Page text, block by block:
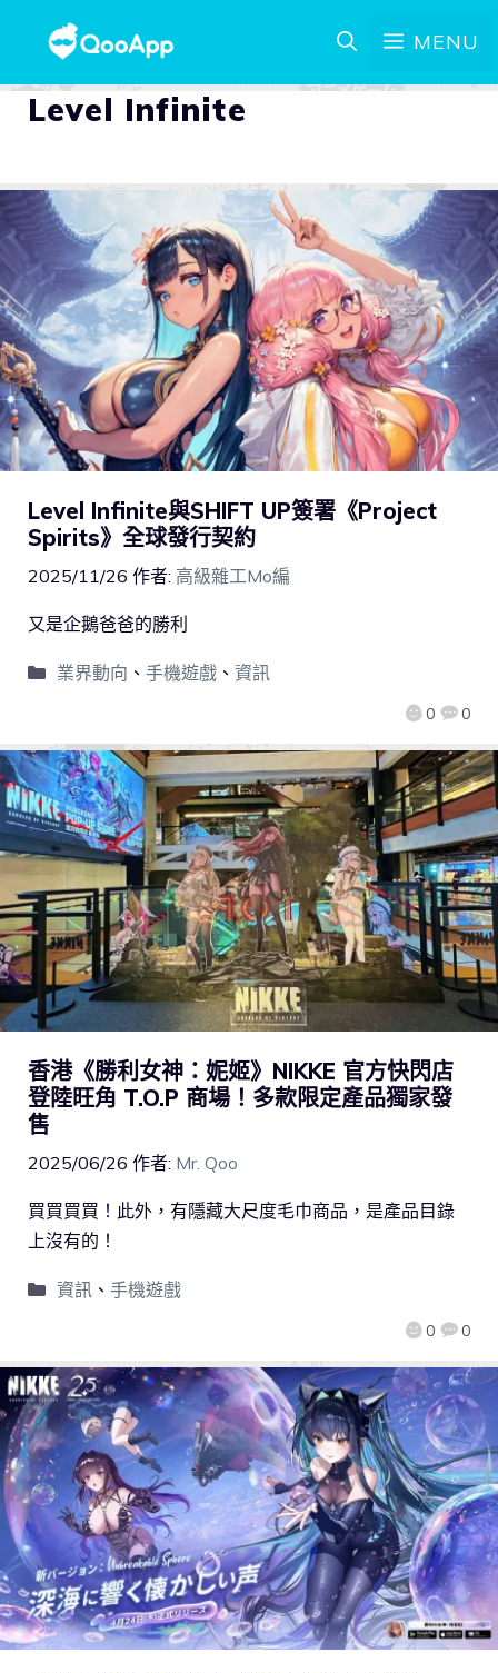
MENU
Level Infinite
Level Infinite與SHIFT UP簽署《Project
Spirits》全球發行契約
2025/11/26 作者: 高級雜工Mo編
0 0
又是企鵝爸爸的勝利
業界動向 、 手機遊戲、 資訊
香港《勝利女神：妮姬》NIKKE 官方快閃店
登陸旺角 T.O.P 商場！多款限定產品獨家發
售
2025/06/26 作者: Mr. Qoo
0 0
買買買買！此外，有隱藏大尺度毛巾商品，是產品目錄
上沒有的！
資訊、 手機遊戲